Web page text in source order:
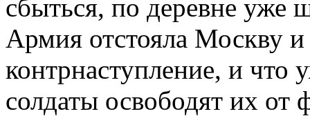
сбыться, по деревне уже
Армия отстояла Москву и
контрнаступление, и что
солдаты освободят их от